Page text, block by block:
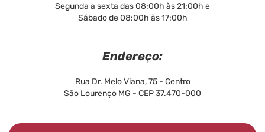
Segunda a sexta das 08:00h às 21:00h e
Sábado de 08:00h às 17:00h
Endereço:
Rua Dr. Melo Viana, 75 - Centro
São Lourenço MG - CEP 37.470-000